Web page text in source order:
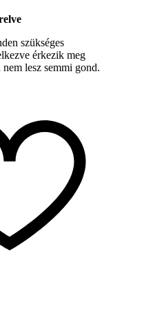
szükséges
érkezik meg
lesz semmi gond.